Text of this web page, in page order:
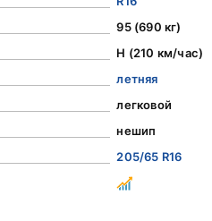
95 (690 кг)
H (210 км/час)
летняя
легковой
нешип
205/65 R16